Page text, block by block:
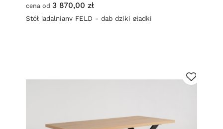
cena od 3 870,00 zł
Stół jadalniany FELD - dąb dziki gładki